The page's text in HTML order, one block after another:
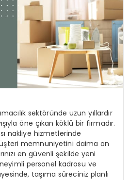
sektöründe uzun yıllardır
öne çıkan köklü bir firmadır.
nakliye hizmetlerinde
memnuniyetini daima ön
en güvenli şekilde yeni
personel kadrosu ve
taşıma süreciniz planlı